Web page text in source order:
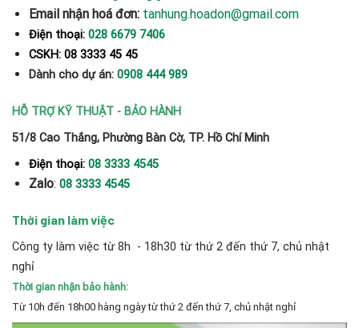
Email nhận hoá đơn: tanhung.hoadon@gmail.com
Điện thoại: 028 6679 7406
CSKH: 08 3333 45 45
Dành cho dự án: 0908 444 989
HỖ TRỢ KỸ THUẬT - BẢO HÀNH
51/8 Cao Thắng, Phường Bàn Cờ, TP. Hồ Chí Minh
Điện thoại: 08 3333 4545
Zalo: 08 3333 4545
Thời gian làm việc
Công ty làm việc từ 8h - 18h30 từ thứ 2 đến thứ 7, chủ nhật
nghỉ
Thời gian nhận bảo hành:
Từ 10h đến 18h00 hàng ngày từ thứ 2 đến thứ 7, chủ nhật nghỉ